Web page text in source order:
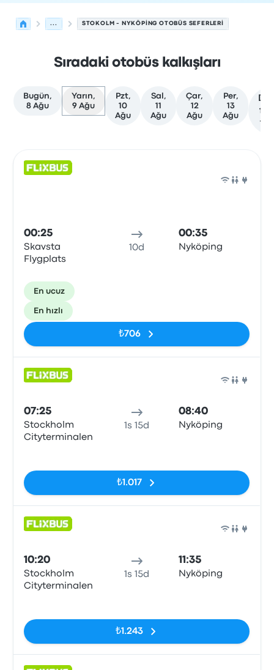
... STOKOLM - NYKÖPING OTOBÜS SEFERLERI
Sıradaki otobüs kalkışları
Bugün,
8 Ağu
Yarın,
9 Ağu
Pzt,
10
Ağu
Sal,
11
Ağu
Çar,
12
Ağu
Per,
13
Ağu
00:25
Skavsta
Flygplats
10d
00:35
Nyköping
En ucuz
En hızlı
₺706
07:25
Stockholm
Cityterminalen
1s 15d
08:40
Nyköping
₺1.017
10:20
Stockholm
Cityterminalen
1s 15d
11:35
Nyköping
₺1.243